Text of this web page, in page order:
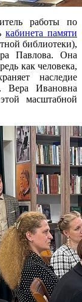
работы по
кабинета памяти
библиотеки),
Павлова. Она
как человека,
наследие
Вера Ивановна
масштабной